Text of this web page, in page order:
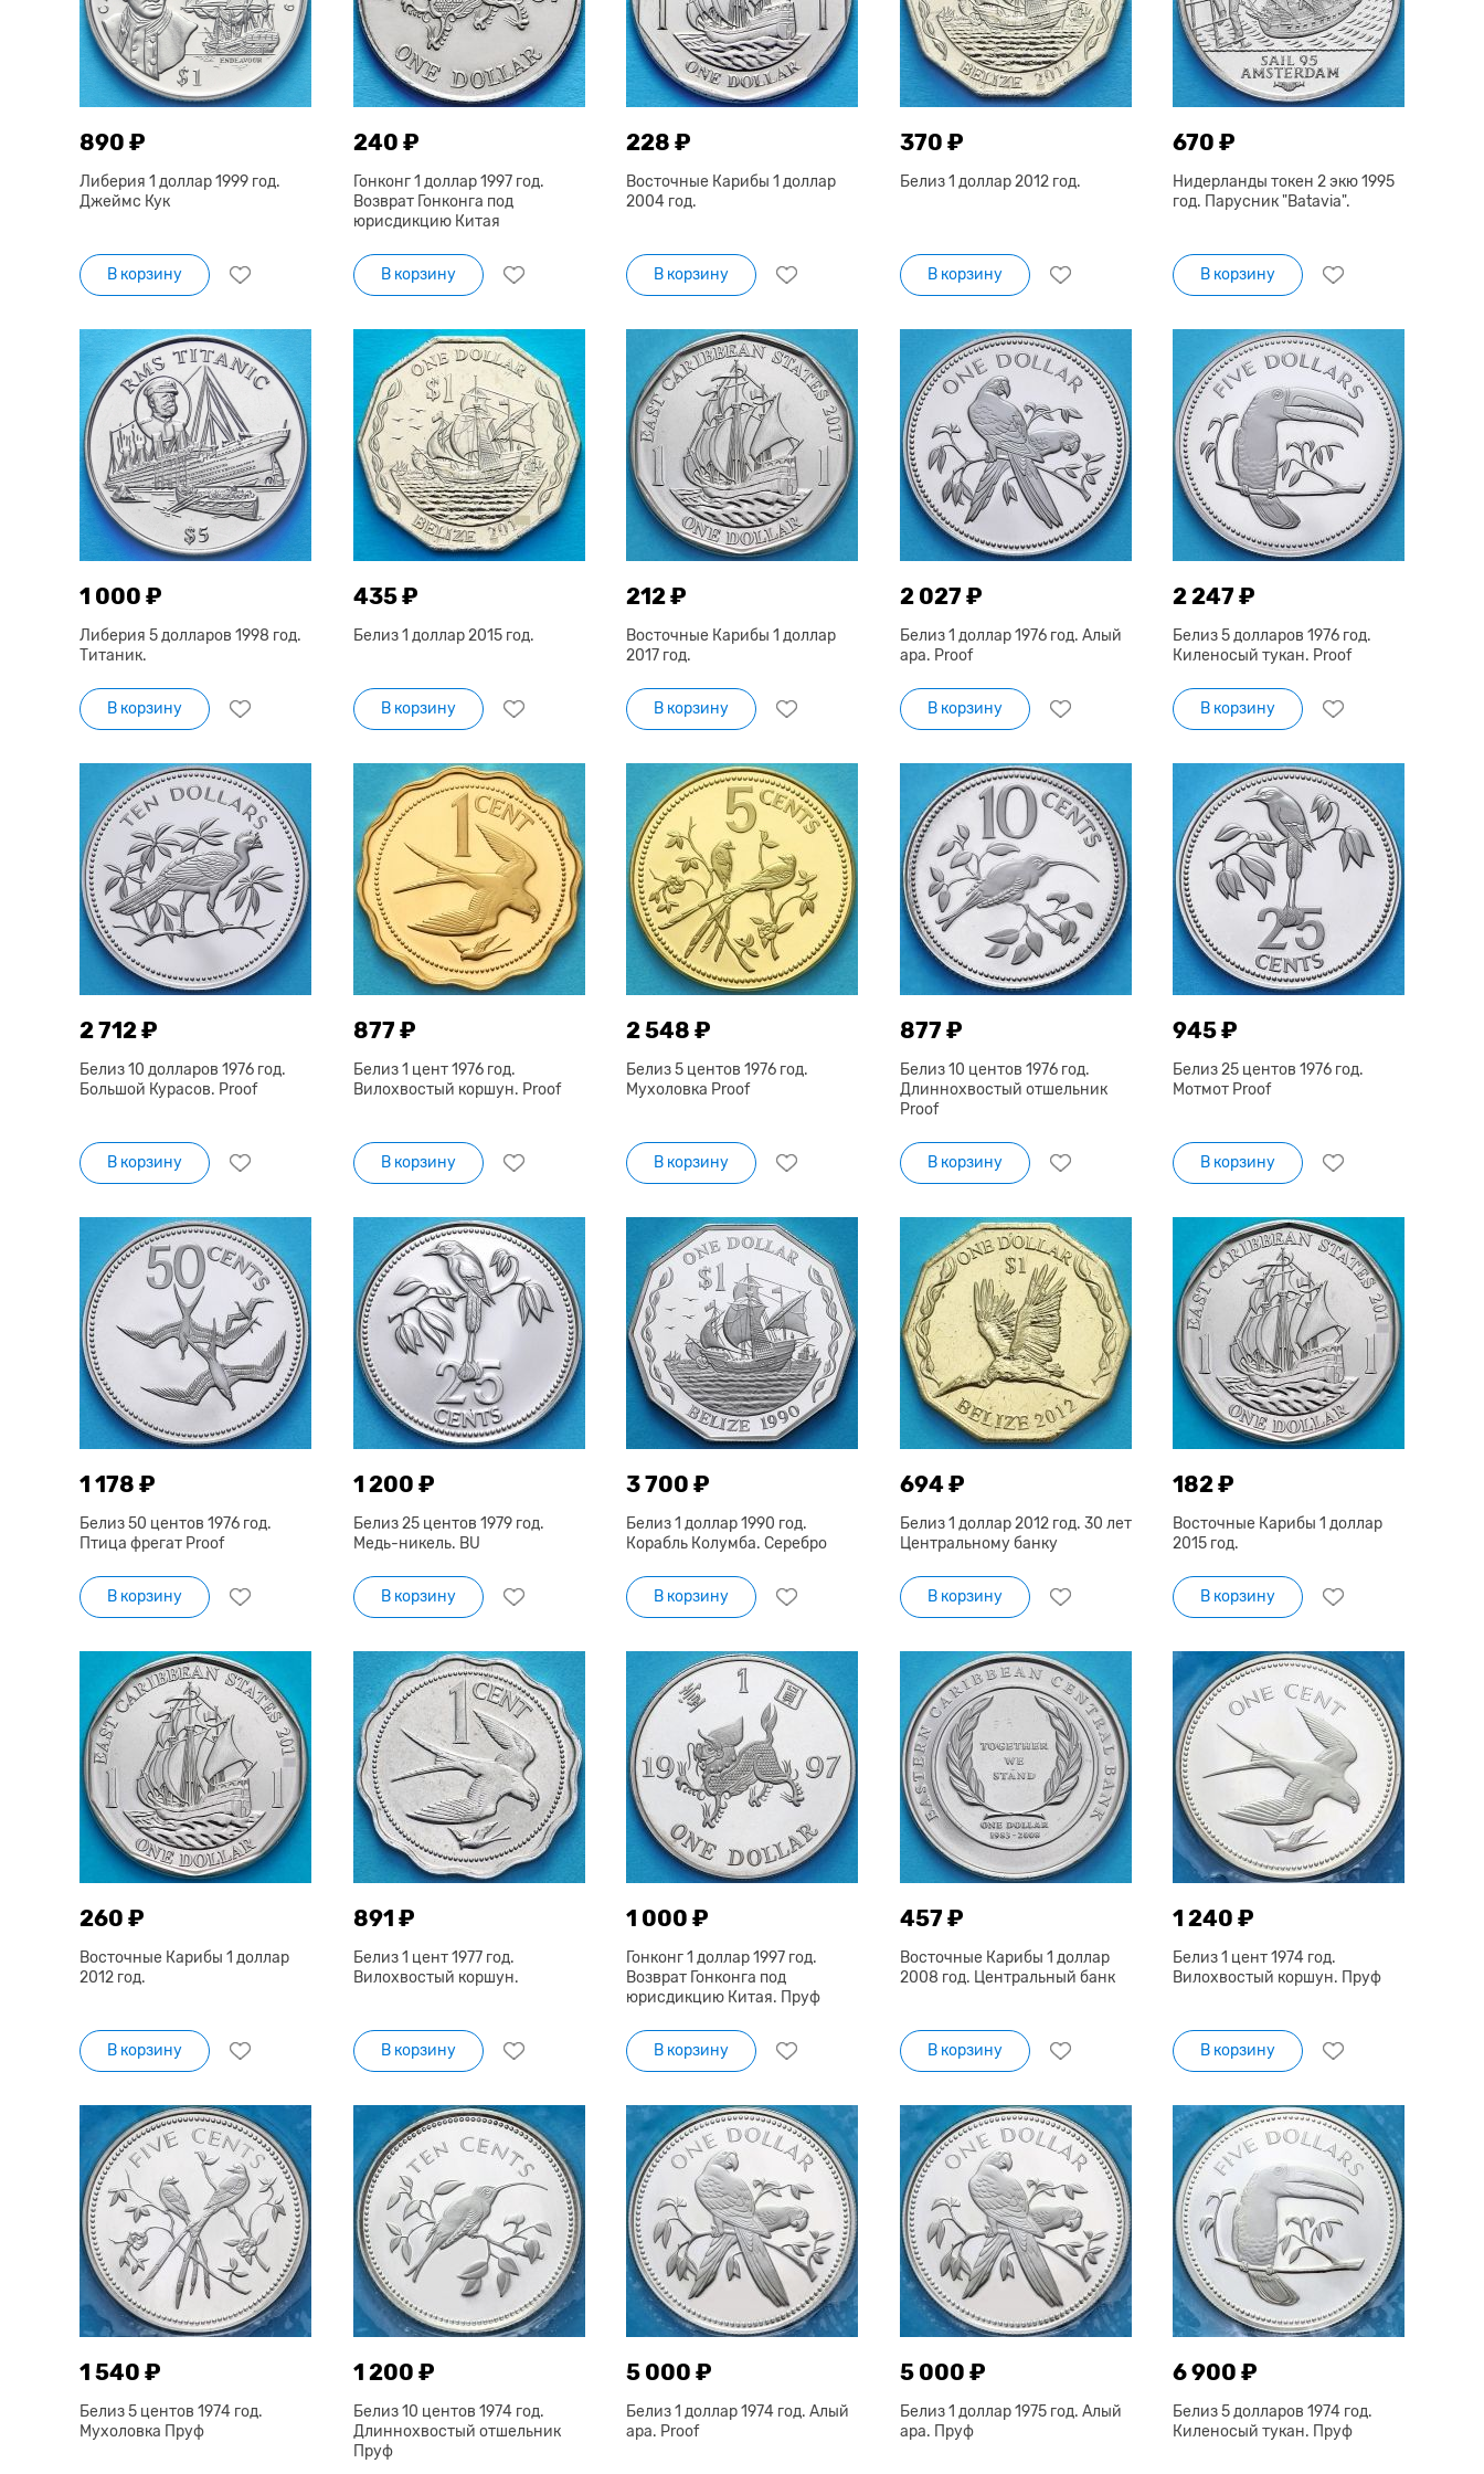
890 ₽
Либерия 1 доллар 1999 год.
Джеймс Кук
В корзину
240 ₽
Гонконг 1 доллар 1997 год.
Возврат Гонконга под
юрисдикцию Китая
В корзину
228 ₽
Восточные Карибы 1 доллар
2004 год.
В корзину
370 ₽
Белиз 1 доллар 2012 год.
В корзину
670 ₽
Нидерланды токен 2 экю 1995
год. Парусник "Batavia".
В корзину
1 000 ₽
Либерия 5 долларов 1998 год.
Титаник.
В корзину
435 ₽
Белиз 1 доллар 2015 год.
В корзину
212 ₽
Восточные Карибы 1 доллар
2017 год.
В корзину
2 027 ₽
Белиз 1 доллар 1976 год. Алый
ара. Proof
В корзину
2 247 ₽
Белиз 5 долларов 1976 год.
Киленосый тукан. Proof
В корзину
2 712 ₽
Белиз 10 долларов 1976 год.
Большой Курасов. Proof
В корзину
877 ₽
Белиз 1 цент 1976 год.
Вилохвостый коршун. Proof
В корзину
2 548 ₽
Белиз 5 центов 1976 год.
Мухоловка Proof
В корзину
877 ₽
Белиз 10 центов 1976 год.
Длиннохвостый отшельник
Proof
В корзину
945 ₽
Белиз 25 центов 1976 год.
Мотмот Proof
В корзину
1 178 ₽
Белиз 50 центов 1976 год.
Птица фрегат Proof
В корзину
1 200 ₽
Белиз 25 центов 1979 год.
Медь-никель. BU
В корзину
3 700 ₽
Белиз 1 доллар 1990 год.
Корабль Колумба. Серебро
В корзину
694 ₽
Белиз 1 доллар 2012 год. 30 лет
Центральному банку
В корзину
182 ₽
Восточные Карибы 1 доллар
2015 год.
В корзину
260 ₽
Восточные Карибы 1 доллар
2012 год.
В корзину
891 ₽
Белиз 1 цент 1977 год.
Вилохвостый коршун.
В корзину
1 000 ₽
Гонконг 1 доллар 1997 год.
Возврат Гонконга под
юрисдикцию Китая. Пруф
В корзину
457 ₽
Восточные Карибы 1 доллар
2008 год. Центральный банк
В корзину
1 240 ₽
Белиз 1 цент 1974 год.
Вилохвостый коршун. Пруф
В корзину
1 540 ₽
Белиз 5 центов 1974 год.
Мухоловка Пруф
1 200 ₽
Белиз 10 центов 1974 год.
Длиннохвостый отшельник
Пруф
5 000 ₽
Белиз 1 доллар 1974 год. Алый
ара. Proof
5 000 ₽
Белиз 1 доллар 1975 год. Алый
ара. Пруф
6 900 ₽
Белиз 5 долларов 1974 год.
Киленосый тукан. Пруф